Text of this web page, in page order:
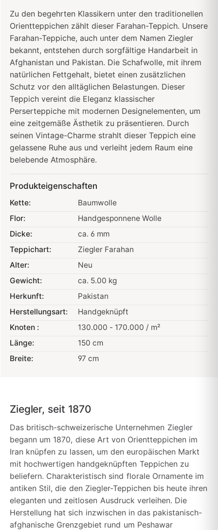
Zu den begehrten Klassikern unter den traditionellen
Orientteppichen zählt dieser Farahan-Teppich. Unsere
Farahan-Teppiche, auch unter dem Namen Ziegler
bekannt, entstehen durch sorgfältige Handarbeit in
Afghanistan und Pakistan. Die Schafwolle, mit ihrem
natürlichen Fettgehalt, bietet einen zusätzlichen
Schutz vor den alltäglichen Belastungen. Dieser
Teppich vereint die Eleganz klassischer
Perserteppiche mit modernen Designelementen, um
eine zeitgemäße Ästhetik zu präsentieren. Durch
seinen Vintage-Charme strahlt dieser Teppich eine
gelassene Ruhe aus und verleiht jedem Raum eine
belebende Atmosphäre.
Produkteigenschaften
Kette:
Baumwolle
Flor:
Handgesponnene Wolle
Dicke:
ca. 6 mm
Teppichart:
Ziegler Farahan
Alter:
Neu
Gewicht:
ca. 5.00 kg
Herkunft:
Pakistan
Herstellungsart:
Handgeknüpft
Knoten :
130.000 - 170.000 / m²
Länge:
150 cm
Breite:
97 cm
Ziegler, seit 1870
Das britisch-schweizerische Unternehmen Ziegler
begann um 1870, diese Art von Orientteppichen im
Iran knüpfen zu lassen, um den europäischen Markt
mit hochwertigen handgeknüpften Teppichen zu
beliefern. Charakteristisch sind florale Ornamente im
antiken Stil, die den Ziegler-Teppichen bis heute ihren
eleganten und zeitlosen Ausdruck verleihen. Die
Herstellung hat sich inzwischen in das pakistanisch-
afghanische Grenzgebiet rund um Peshawar